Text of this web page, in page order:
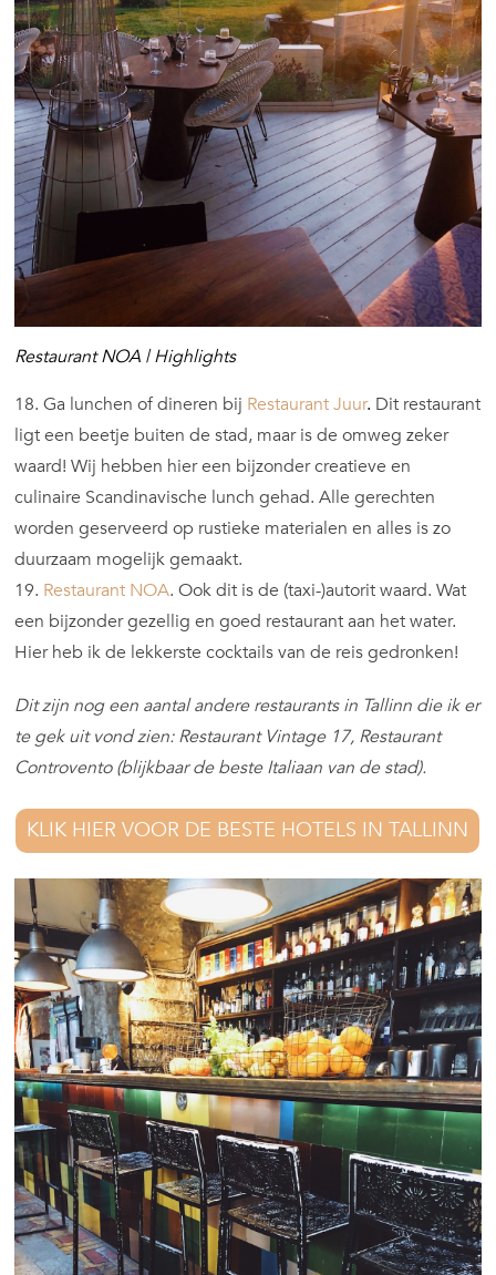
Restaurant NOA | Highlights
18. Ga lunchen of dineren bij Restaurant Juur. Dit restaurant
ligt een beetje buiten de stad, maar is de omweg zeker
waard! Wij hebben hier een bijzonder creatieve en
culinaire Scandinavische lunch gehad. Alle gerechten
worden geserveerd op rustieke materialen en alles is zo
duurzaam mogelijk gemaakt.
19. Restaurant NOA. Ook dit is de (taxi-)autorit waard. Wat
een bijzonder gezellig en goed restaurant aan het water.
Hier heb ik de lekkerste cocktails van de reis gedronken!
Dit zijn nog een aantal andere restaurants in Tallinn die ik er
te gek uit vond zien: Restaurant Vintage 17, Restaurant
Controvento (blijkbaar de beste Italiaan van de stad).
KLIK HIER VOOR DE BESTE HOTELS IN TALLINN